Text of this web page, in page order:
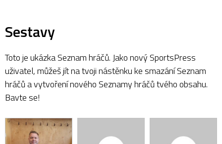
Sestavy
Toto je ukázka Seznam hráčů. Jako nový SportsPress
uživatel, můžeš jít na tvoji nástěnku ke smazání Seznam
hráčů a vytvoření nového Seznamy hráčů tvého obsahu.
Bavte se!